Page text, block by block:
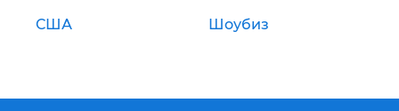
США Шоубиз